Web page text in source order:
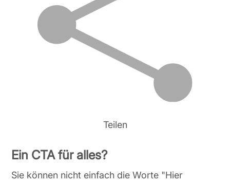
Teilen
Ein CTA für alles?
Sie können nicht einfach die Worte "Hier